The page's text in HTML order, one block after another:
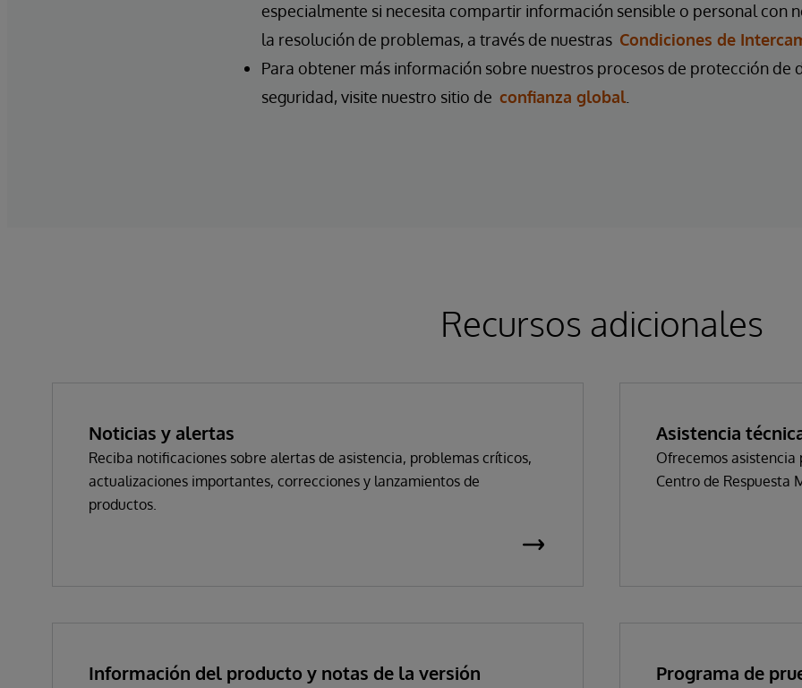
especialmente si necesita compartir información sensible o personal con
la resolución de problemas, a través de nuestras Condiciones de
Para obtener más información sobre nuestros procesos de protección de
seguridad, visite nuestro sitio de confianza global
Recursos adicionales
Noticias y alertas
Reciba notificaciones sobre alertas de asistencia, problemas críticos,
actualizaciones importantes, correcciones y lanzamientos de
productos.
Asistencia
Ofrecemos asistencia
Centro de Respuesta
Información del producto y notas de la versión Programa de